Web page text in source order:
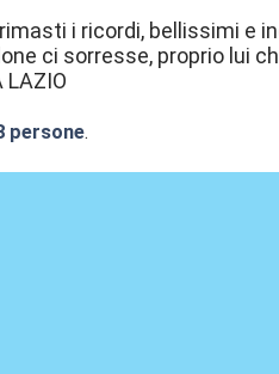
i ricordi, bellissimi e
ci sorresse, proprio lui
LAZIO
persone.